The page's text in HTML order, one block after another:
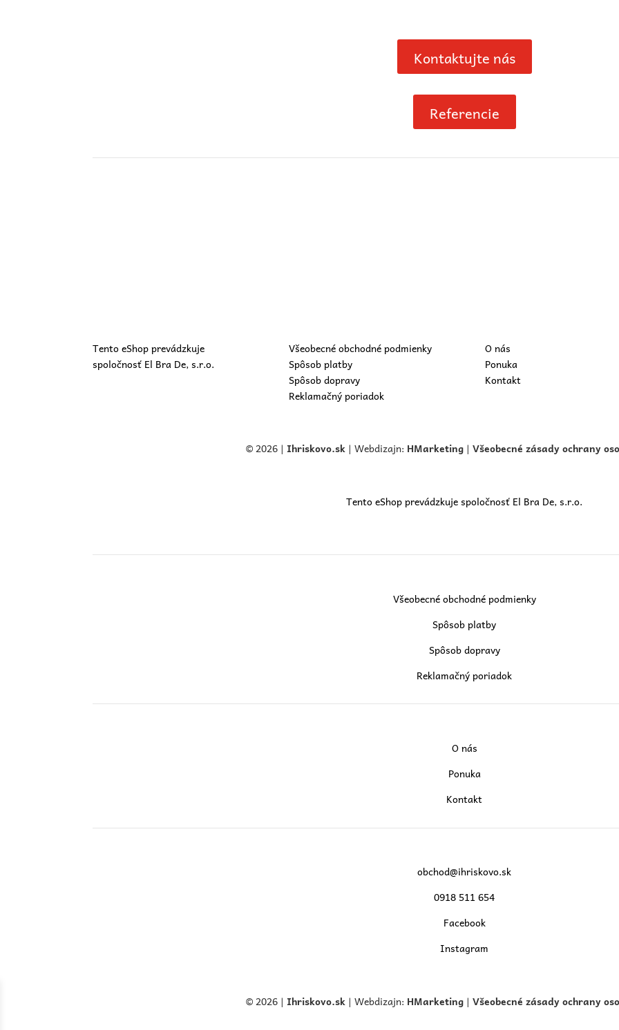
Kontaktujte nás
Referencie
Tento eShop prevádzkuje
spoločnosť El Bra De, s.r.o.
Všeobecné obchodné podmienky
Spôsob platby
Spôsob dopravy
Reklamačný poriadok
O nás
Ponuka
Kontakt
© 2026 | Ihriskovo.sk| Webdizajn: HMarketing | Všeobecné zásady ochrany
Tento eShop prevádzkuje spoločnosť El Bra De, s.r.o.
Všeobecné obchodné podmienky
Spôsob platby
Spôsob dopravy
Reklamačný poriadok
O nás
Ponuka
Kontakt
obchod@ihriskovo.sk
0918 511 654
Facebook
Instagram
© 2026 | Ihriskovo.sk| Webdizajn: HMarketing | Všeobecné zásady ochrany